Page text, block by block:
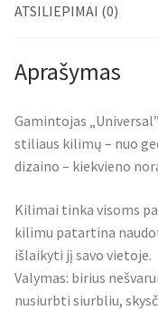
ATSILIEPIMAI (0)
Aprašymas
Gamintojas
stiliaus kilimų – nuo
dizaino – kiekvieno
Kilimai tinka visoms
kilimu patartina
išlaikyti jį savo vietoje.
Valymas: birius
nusiurbti siurbliu,